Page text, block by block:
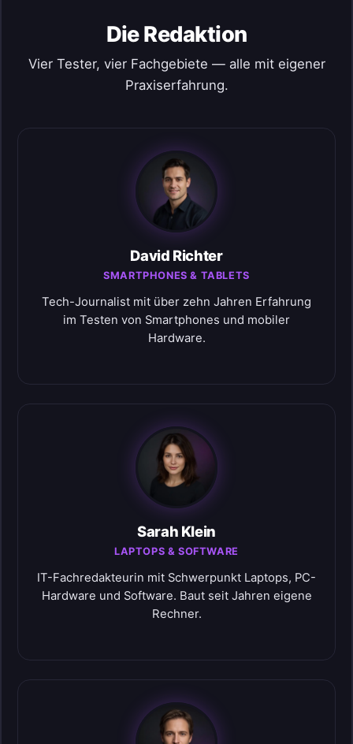
Die Redaktion
Vier Tester, vier Fachgebiete — alle mit eigener
Praxiserfahrung.
David Richter
SMARTPHONES & TABLETS
Tech-Journalist mit über zehn Jahren Erfahrung
im Testen von Smartphones und mobiler
Hardware.
Sarah Klein
LAPTOPS & SOFTWARE
IT-Fachredakteurin mit Schwerpunkt Laptops, PC-
Hardware und Software. Baut seit Jahren eigene
Rechner.